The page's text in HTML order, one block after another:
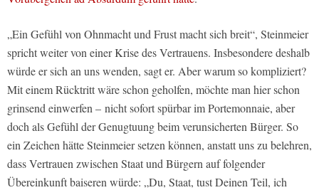
„Ein Gefühl von Ohnmacht und Frust macht sich breit“, Steinmeier
spricht weiter von einer Krise des Vertrauens. Insbesondere deshalb
würde er sich an uns wenden, sagt er. Aber warum so kompliziert?
Mit einem Rücktritt wäre schon geholfen, möchte man hier schon
grinsend einwerfen – nicht sofort spürbar im Portemonnaie, aber
doch als Gefühl der Genugtuung beim verunsicherten Bürger. So
ein Zeichen hätte Steinmeier setzen können, anstatt uns zu belehren,
dass Vertrauen zwischen Staat und Bürgern auf folgender
Übereinkunft baiseren würde: „Du, Staat, tust Deinen Teil, ich